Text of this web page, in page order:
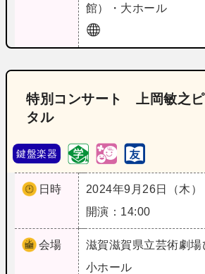
館）・大ホール
特別コンサート 上岡敏之ピ
タル
鍵盤楽器
日時
2024年9月26日（木）
開演：14:00
会場 滋賀滋賀県立芸術劇場
小ホール